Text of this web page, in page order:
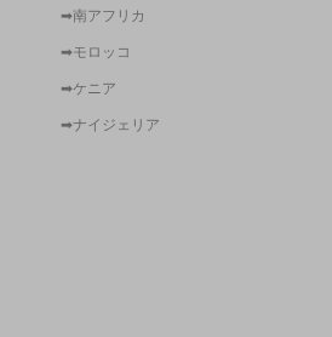
➡南アフリカ
➡モロッコ
➡ケニア
➡ナイジェリア